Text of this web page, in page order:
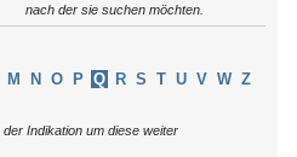
nach der sie suchen möchten.
M N O P Q R S T U V W Z
Indikation um diese weiter